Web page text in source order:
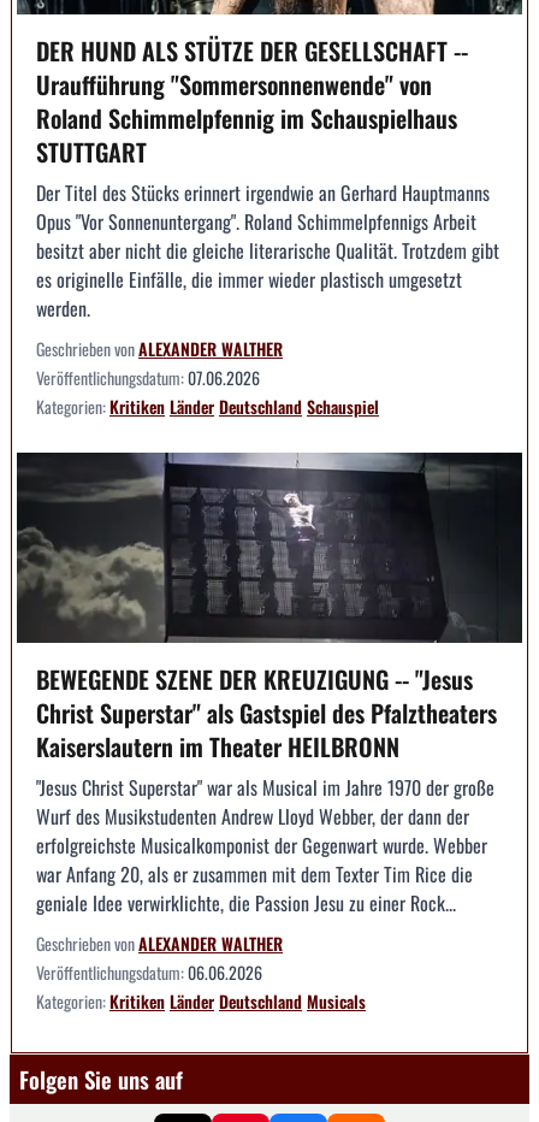
DER HUND ALS STÜTZE DER GESELLSCHAFT --
Uraufführung "Sommersonnenwende" von
Roland Schimmelpfennig im Schauspielhaus
STUTTGART
Der Titel des Stücks erinnert irgendwie an Gerhard Hauptmanns
Opus "Vor Sonnenuntergang". Roland Schimmelpfennigs Arbeit
besitzt aber nicht die gleiche literarische Qualität. Trotzdem gibt
es originelle Einfälle, die immer wieder plastisch umgesetzt
werden.
Geschrieben vonALEXANDER WALTHER
Veröffentlichungsdatum:07.06.2026
Kategorien:KritikenLänderDeutschlandSchauspiel
BEWEGENDE SZENE DER KREUZIGUNG -- "Jesus
Christ Superstar" als Gastspiel des Pfalztheaters
Kaiserslautern im Theater HEILBRONN
"Jesus Christ Superstar" war als Musical im Jahre 1970 der große
Wurf des Musikstudenten Andrew Lloyd Webber, der dann der
erfolgreichste Musicalkomponist der Gegenwart wurde. Webber
war Anfang 20, als er zusammen mit dem Texter Tim Rice die
geniale Idee verwirklichte, die Passion Jesu zu einer Rock...
Geschrieben vonALEXANDER WALTHER
Veröffentlichungsdatum:06.06.2026
Kategorien:KritikenLänderDeutschlandMusicals
Folgen Sie uns auf